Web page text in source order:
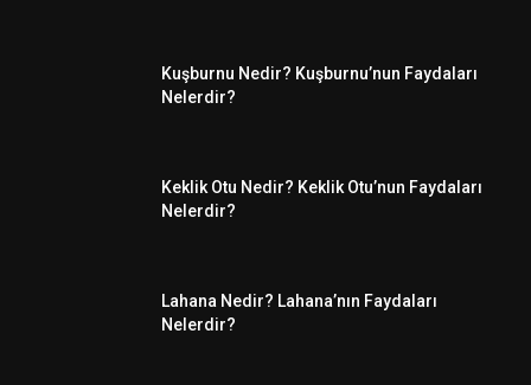
Kuşburnu Nedir? Kuşburnu’nun Faydaları
Nelerdir?
Keklik Otu Nedir? Keklik Otu’nun Faydaları
Nelerdir?
Lahana Nedir? Lahana’nın Faydaları
Nelerdir?